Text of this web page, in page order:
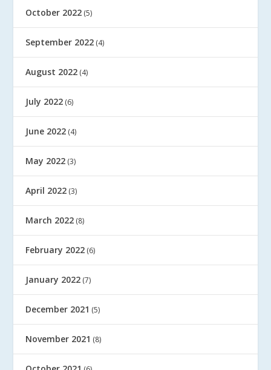
October 2022 (5)
September 2022 (4)
August 2022 (4)
July 2022 (6)
June 2022 (4)
May 2022 (3)
April 2022 (3)
March 2022 (8)
February 2022 (6)
January 2022 (7)
December 2021 (5)
November 2021 (8)